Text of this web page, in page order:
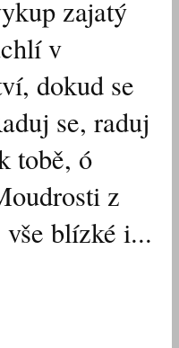
zajatý
v
dokud se
se, raduj
tobě, ó
z
blízké i...